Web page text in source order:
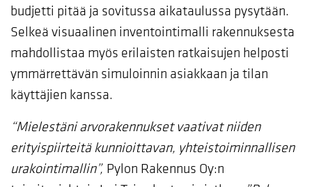
budjetti pitää ja sovitussa aikataulussa pysytään.
Selkeä visuaalinen inventointimalli rakennuksesta
mahdollistaa myös erilaisten ratkaisujen helposti
ymmärrettävän simuloinnin asiakkaan ja tilan
käyttäjien kanssa.
“Mielestäni arvorakennukset vaativat niiden
erityispiirteitä kunnioittavan, yhteistoiminnallisen
urakointimallin”, Pylon Rakennus Oy:n